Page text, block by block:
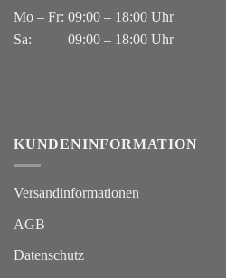
Mo – Fr: 09:00 – 18:00 Uhr
Sa: 09:00 – 18:00 Uhr
KUNDENINFORMATION
Versandinformationen
AGB
Datenschutz